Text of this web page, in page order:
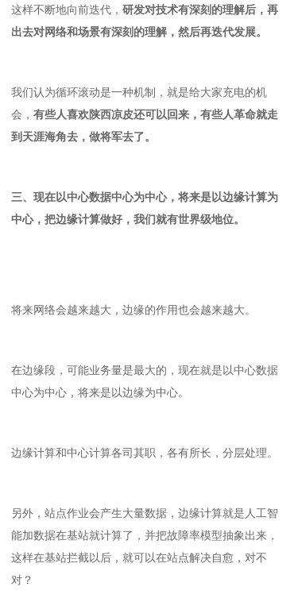
这样不断地向前迭代， 研发对技术有深刻的理解后，再
出去对网络和场景有深刻的理解，然后再迭代发展。
我们认为循环滚动是一种机制，就是给大家充电的机
会， 有些人喜欢陕西凉皮还可以回来，有些人革命就走
到天涯海角去，做将军去了。
三、现在以中心数据中心为中心，将来是以边缘计算为
中心，把边缘计算做好，我们就有世界级地位。
将来网络会越来越大，边缘的作用也会越来越大。
在边缘段，可能业务量是最大的，现在就是以中心数据
中心为中心，将来是以边缘为中心。
边缘计算和中心计算各司其职，各有所长，分层处理。
另外，站点作业会产生大量数据，边缘计算就是人工智
能加数据在基站就计算了，并把故障率模型抽象出来，
这样在基站拦截以后，就可以在站点解决自愈，对不
对？